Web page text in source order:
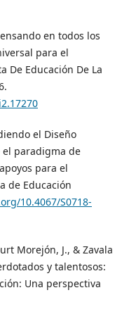
en todos los
para el
De Educación De La
el Diseño
el paradigma de
para el
de Educación
10.4067/S0718-
Morejón, J., & Zavala
y talentosos:
Una perspectiva